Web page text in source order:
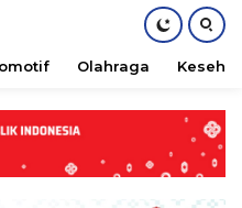
Olahraga